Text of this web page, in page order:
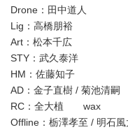
Drone：田中道人
Lig：高橋朋裕
Art：松本千広
STY：武久泰洋
HM：佐藤知子
AD：金子直樹 / 菊池清嗣
RC：全大植 wax
Offline：栃澤孝至 / 明